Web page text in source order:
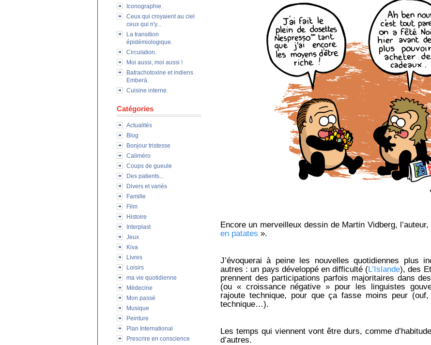
Iconographie.
Ceux qui croyaient au ciel
ceux qui n'y...
La transition
épidémiologique.
Circulation.
Moi aussi, moi aussi !
Batrachotoxine et indiens
Emberà.
Cuisine interne.
Catégories
Actualités
Blog
Bonjour tristesse
Caliméro
Coups de gueule
Des patients...
Divers et variés
Famille
Film
Histoire
Interplast
Jeux
Kiva
Livres
Loisirs
ma vie quotidienne
Médecine
Mon passé
Musique
Peinture
Plan International
Prescrire en conscience
Encore un merveilleux dessin de Martin Vidberg,
en patates ».
J’évoquerai à peine les nouvelles quotidiennes plus
autres : un pays développé en difficulté (L’Islande), des
prennent des participations parfois majoritaires dans
(ou « croissance négative » pour les linguistes
rajoute technique, pour que ça fasse moins peur
technique…).
Les temps qui viennent vont être durs, comme
d’autres.